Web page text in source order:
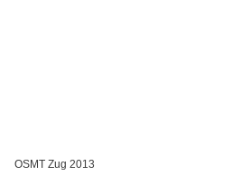
OSMT Zug 2013